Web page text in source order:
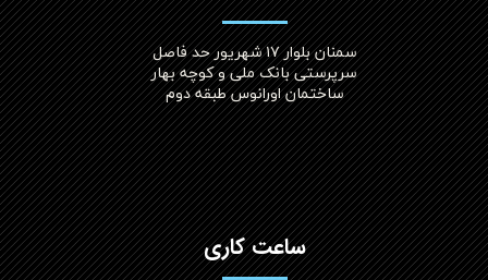
سمنان بلوار ۱۷ شهریور حد فاصل
سرپرستی بانک ملی و کوچه بهار
ساختمان اورانوس طبقه دوم
ساعت کاری